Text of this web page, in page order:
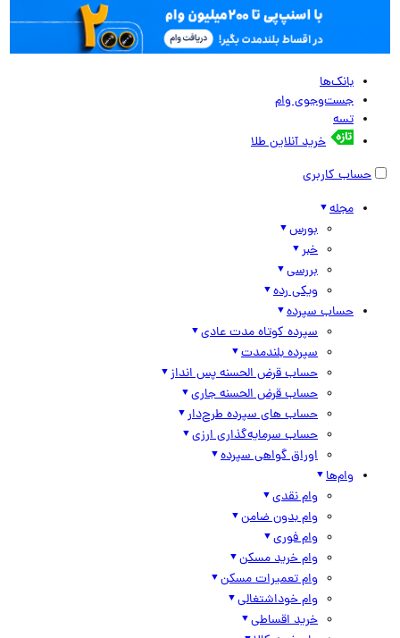
بانک‌ها
جست‌وجوی وام
تسه
خرید آنلاین طلا
حساب کاربری
مجله
بورس
خبر
بررسی
ویکی رده
حساب سپرده
سپرده کوتاه مدت عادی
سپرده بلندمدت
حساب قرض الحسنه پس انداز
حساب قرض الحسنه جاری
حساب های سپرده طرح‌دار
حساب سرمایه‌گذاری ارزی
اوراق گواهی سپرده
وام‌ها
وام نقدی
وام بدون ضامن
وام فوری
وام خرید مسکن
وام تعمیرات مسکن
وام خوداشتغالی
خرید اقساطی